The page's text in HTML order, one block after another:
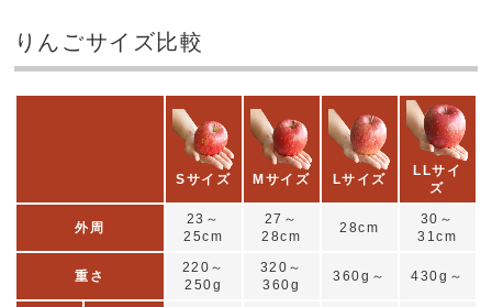
りんごサイズ比較
Sサイズ Mサイズ Lサイズ
LLサイ
ズ
外周
23～
25cm
27～
28cm
28cm
30～
31cm
重さ
220～
250g
320～
360g
360g～ 430g～